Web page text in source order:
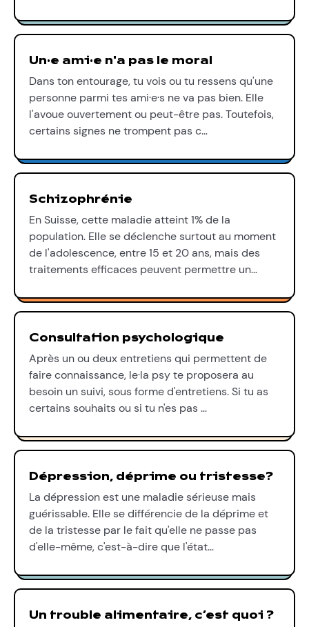
Un·e ami·e n'a pas le moral
Dans ton entourage, tu vois ou tu ressens qu'une
personne parmi tes ami·e·s ne va pas bien. Elle
l'avoue ouvertement ou peut-être pas. Toutefois,
certains signes ne trompent pas c…
Schizophrénie
En Suisse, cette maladie atteint 1% de la
population. Elle se déclenche surtout au moment
de l'adolescence, entre 15 et 20 ans, mais des
traitements efficaces peuvent permettre un…
Consultation psychologique
Après un ou deux entretiens qui permettent de
faire connaissance, le·la psy te proposera au
besoin un suivi, sous forme d'entretiens. Si tu as
certains souhaits ou si tu n'es pas …
Dépression, déprime ou tristesse?
La dépression est une maladie sérieuse mais
guérissable. Elle se différencie de la déprime et
de la tristesse par le fait qu'elle ne passe pas
d'elle-même, c'est-à-dire que l'état…
Un trouble alimentaire, c’est quoi ?